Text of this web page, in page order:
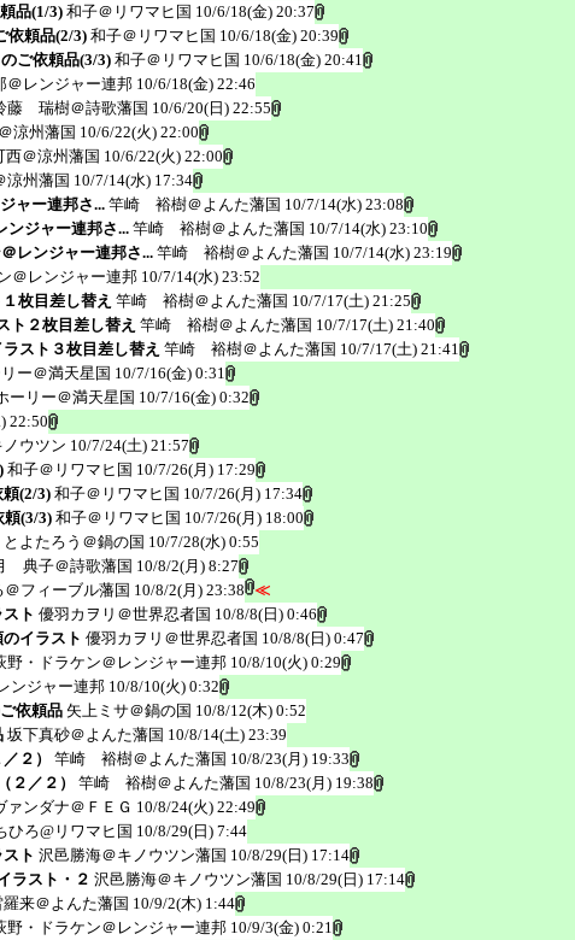
品(1/3) 和子＠リワマヒ国 10/6/18(金) 20:37
依頼品(2/3) 和子＠リワマヒ国 10/6/18(金) 20:39
ご依頼品(3/3)和子＠リワマヒ国 10/6/18(金) 20:41
レンジャー連邦 10/6/18(金) 22:46
藤 瑞樹＠詩歌藩国 10/6/20(日) 22:55
涼州藩国 10/6/22(火) 22:00
西＠涼州藩国 10/6/22(火) 22:00
涼州藩国 10/7/14(水) 17:34
ャー連邦さ... 竿崎 裕樹＠よんた藩国 10/7/14(水) 23:08
ジャー連邦さ... 竿崎 裕樹＠よんた藩国 10/7/14(水) 23:10
レンジャー連邦さ... 竿崎 裕樹＠よんた藩国 10/7/14(水) 23:19
＠レンジャー連邦 10/7/14(水) 23:52
枚目差し替え 竿崎 裕樹＠よんた藩国 10/7/17(土) 21:25
ト２枚目差し替え 竿崎 裕樹＠よんた藩国 10/7/17(土) 21:40
スト３枚目差し替え 竿崎 裕樹＠よんた藩国 10/7/17(土) 21:41
ー＠満天星国 10/7/16(金) 0:31
ーリー＠満天星国 10/7/16(金) 0:32
22:50
ウツン 10/7/24(土) 21:57
和子＠リワマヒ国 10/7/26(月) 17:29
(2/3) 和子＠リワマヒ国 10/7/26(月) 17:34
頼(3/3) 和子＠リワマヒ国 10/7/26(月) 18:00
よたろう＠鍋の国 10/7/28(水) 0:55
典子＠詩歌藩国 10/8/2(月) 8:27
＠フィーブル藩国 10/8/2(月) 23:38 ≪
ト 優羽カヲリ＠世界忍者国 10/8/8(日) 0:46
イラスト 優羽カヲリ＠世界忍者国 10/8/8(日) 0:47
野・ドラケン＠レンジャー連邦 10/8/10(火) 0:29
ンジャー連邦 10/8/10(火) 0:32
依頼品 矢上ミサ＠鍋の国 10/8/12(木) 0:52
坂下真砂＠よんた藩国 10/8/14(土) 23:39
２）
竿崎 裕樹＠よんた藩国 10/8/23(月) 19:33
２／２）
竿崎 裕樹＠よんた藩国 10/8/23(月) 19:38
ァンダナ＠ＦＥＧ 10/8/24(火) 22:49
ひろ@リワマヒ国 10/8/29(日) 7:44
ト 沢邑勝海＠キノウツン藩国 10/8/29(日) 17:14
ラスト・２ 沢邑勝海＠キノウツン藩国 10/8/29(日) 17:14
羅来＠よんた藩国 10/9/2(木) 1:44
野・ドラケン＠レンジャー連邦 10/9/3(金) 0:21